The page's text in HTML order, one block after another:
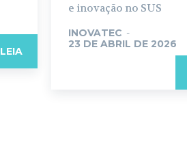
LEIA
e inovação no SUS
INOVATEC -
23 DE ABRIL DE 2026